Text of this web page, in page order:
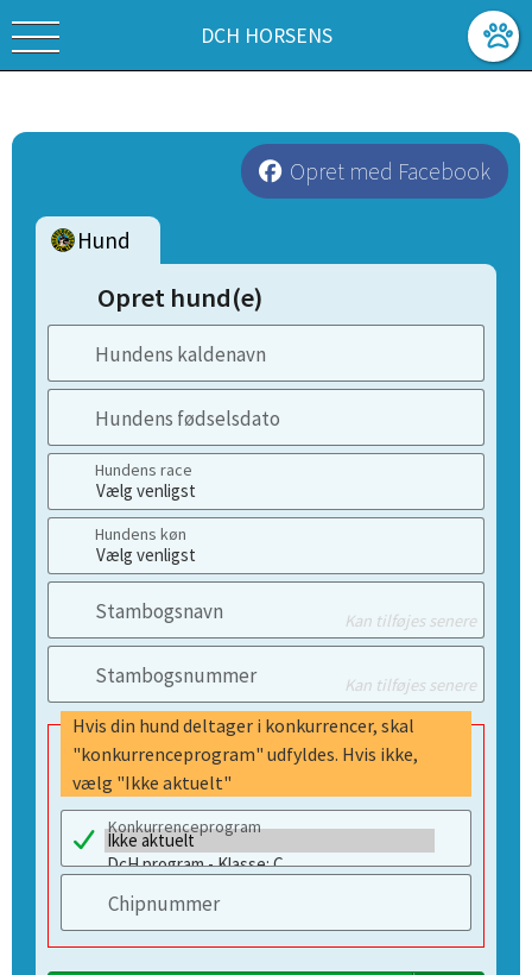
DCH HORSENS
Opret med Facebook
Hund
Opret hund(e)
Hundens kaldenavn
Hundens fødselsdato
Hundens race
Hundens køn
Stambogsnavn Kan tilføjes senere
Stambogsnummer Kan tilføjes senere
Hvis din hund deltager i konkurrencer, skal
"konkurrenceprogram" udfyldes. Hvis ikke,
vælg "Ikke aktuelt"
Konkurrenceprogram
Chipnummer